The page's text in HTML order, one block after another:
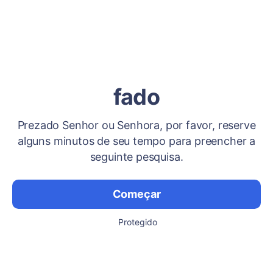
fado
Prezado Senhor ou Senhora, por favor, reserve
alguns minutos de seu tempo para preencher a
seguinte pesquisa.
Começar
Protegido